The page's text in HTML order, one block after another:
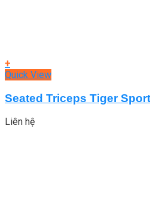
+
Quick View
Seated Triceps Tiger
Liên hệ